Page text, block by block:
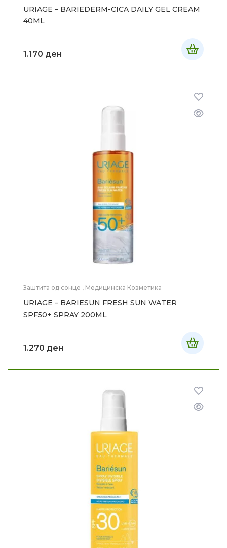
URIAGE – BARIEDERM-CICA DAILY GEL CREAM
40ML
1.170 ден
Заштита од сонце , Медицинска Козметика
URIAGE – BARIESUN FRESH SUN WATER
SPF50+ SPRAY 200ML
1.270 ден